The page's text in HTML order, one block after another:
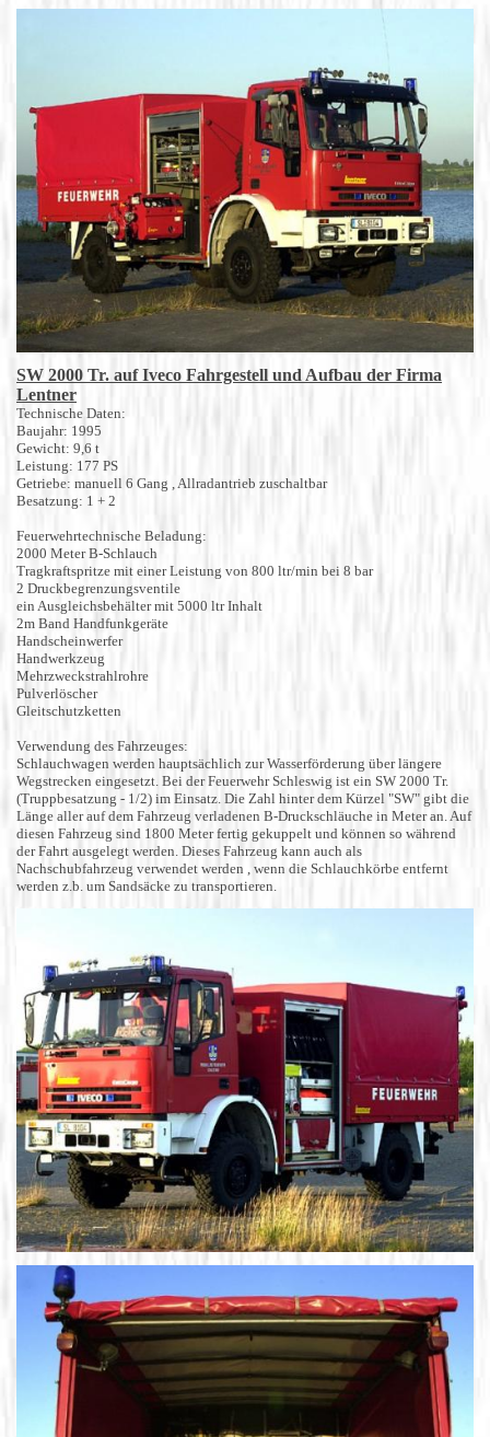
SW 2000 Tr. auf Iveco Fahrgestell und Aufbau der Firma
Lentner
Technische Daten:
Baujahr: 1995
Gewicht: 9,6 t
Leistung: 177 PS
Getriebe: manuell 6 Gang , Allradantrieb zuschaltbar
Besatzung: 1 + 2
Feuerwehrtechnische Beladung:
2000 Meter B-Schlauch
Tragkraftspritze mit einer Leistung von 800 ltr/min bei 8 bar
2 Druckbegrenzungsventile
ein Ausgleichsbehälter mit 5000 ltr Inhalt
2m Band Handfunkgeräte
Handscheinwerfer
Handwerkzeug
Mehrzweckstrahlrohre
Pulverlöscher
Gleitschutzketten
Verwendung des Fahrzeuges:
Schlauchwagen werden hauptsächlich zur Wasserförderung über längere
Wegstrecken eingesetzt. Bei der Feuerwehr Schleswig ist ein SW 2000 Tr.
(Truppbesatzung - 1/2) im Einsatz. Die Zahl hinter dem Kürzel "SW" gibt die
Länge aller auf dem Fahrzeug verladenen B-Druckschläuche in Meter an. Auf
diesen Fahrzeug sind 1800 Meter fertig gekuppelt und können so während
der Fahrt ausgelegt werden. Dieses Fahrzeug kann auch als
Nachschubfahrzeug verwendet werden , wenn die Schlauchkörbe entfernt
werden z.b. um Sandsäcke zu transportieren.